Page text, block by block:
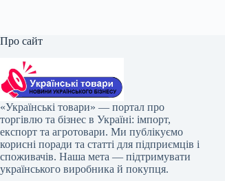
Про сайт
«Українські товари» — портал про
торгівлю та бізнес в Україні: імпорт,
експорт та агротовари. Ми публікуємо
корисні поради та статті для підприємців і
споживачів. Наша мета — підтримувати
українського виробника й покупця.